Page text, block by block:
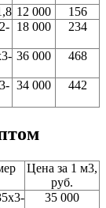
12 000
156
18 000 234
36 000 468
34 000 442
Цена за 1 м3,
руб.
35 000